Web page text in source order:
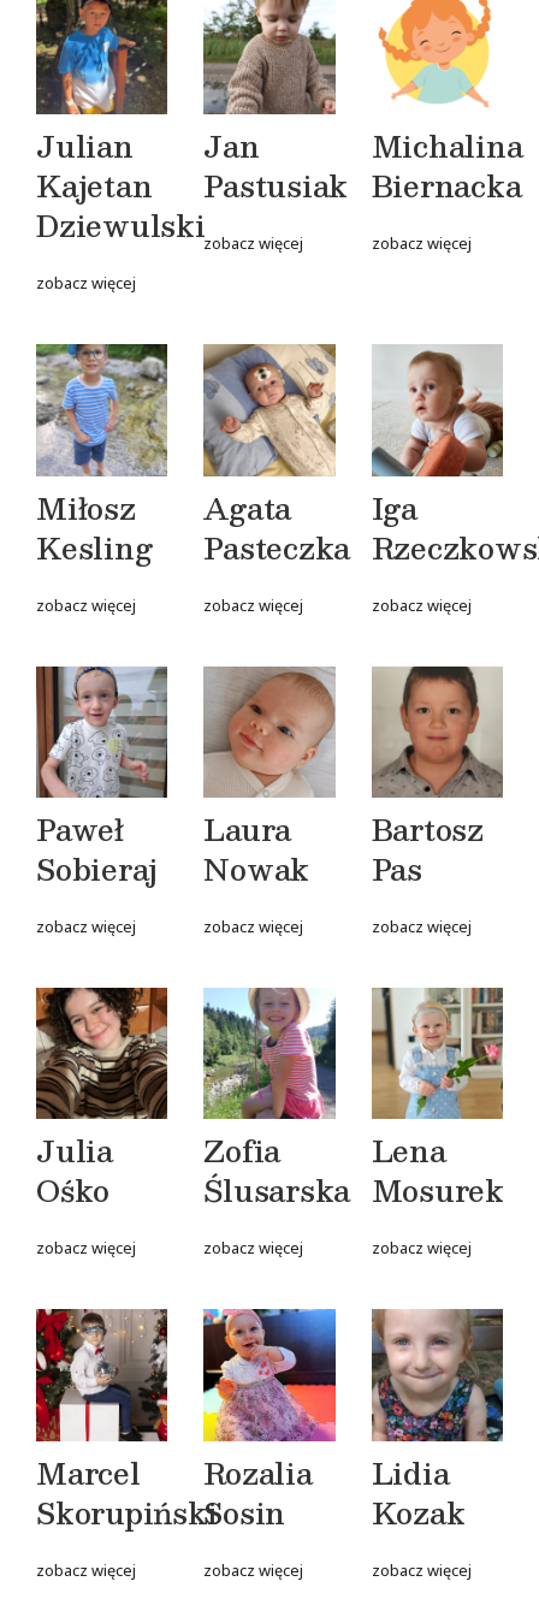
Julian
Kajetan
Dziewulski
zobacz więcej
Jan
Pastusiak
zobacz więcej
Michalina
Biernacka
zobacz więcej
Miłosz
Kesling
zobacz więcej
Agata
Pasteczka
zobacz więcej
Iga
zobacz więcej
Paweł
Sobieraj
zobacz więcej
Laura
Nowak
zobacz więcej
Bartosz
Pas
zobacz więcej
Julia
Ośko
zobacz więcej
Zofia
Ślusarska
zobacz więcej
Lena
Mosurek
zobacz więcej
Marcel
Skorupiński
zobacz więcej
Rozalia
Sosin
zobacz więcej
Lidia
Kozak
zobacz więcej